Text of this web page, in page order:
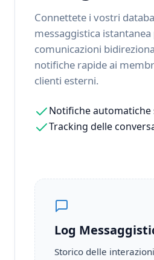
Connettete i vostri
messaggistica
comunicazioni
notifiche rapide ai
clienti esterni.
Notifiche automatiche
Tracking delle
Log
Storico delle